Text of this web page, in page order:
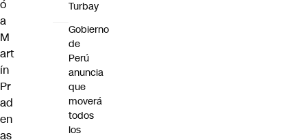
ó
a
M
art
ín
Pr
ad
en
as
Turbay
Gobierno
de
Perú
anuncia
que
moverá
todos
los